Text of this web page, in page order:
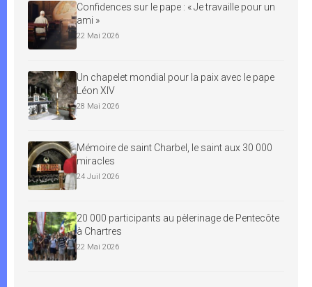
Confidences sur le pape : « Je travaille pour un
ami »
22 Mai 2026
Un chapelet mondial pour la paix avec le pape
Léon XIV
28 Mai 2026
Mémoire de saint Charbel, le saint aux 30 000
miracles
24 Juil 2026
20 000 participants au pèlerinage de Pentecôte
à Chartres
22 Mai 2026